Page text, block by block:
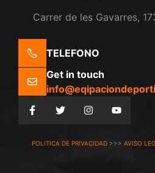
Carrer de les Gavarres,
TELEFONO
Get in touch
POLITICA DE PRIVACIDAD>>> AVISO